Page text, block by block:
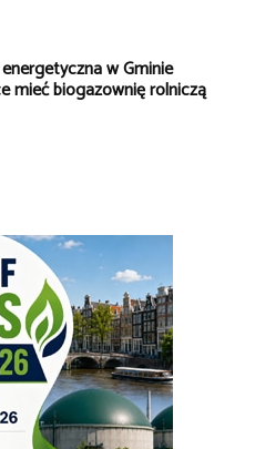
w Gminie
mieć biogazownię rolniczą